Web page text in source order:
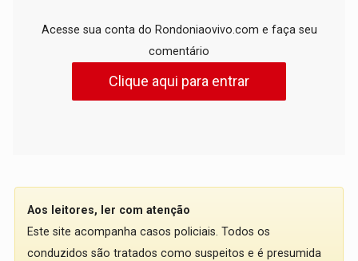
Acesse sua conta do Rondoniaovivo.com e faça seu
comentário
Clique aqui para entrar
Aos leitores, ler com atenção
Este site acompanha casos policiais. Todos os
conduzidos são tratados como suspeitos e é presumida